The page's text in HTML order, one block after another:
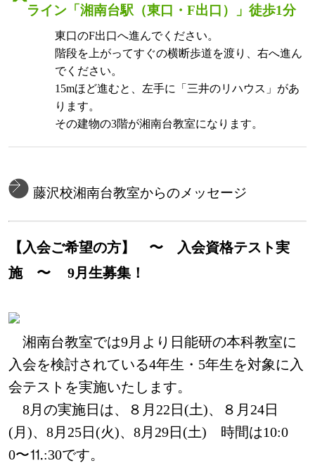
ライン「湘南台駅（東口・F出口）」徒歩1分
東口のF出口へ進んでください。
階段を上がってすぐの横断歩道を渡り、右へ進ん
でください。
15mほど進むと、左手に「三井のリハウス」があ
ります。
その建物の3階が湘南台教室になります。
藤沢校湘南台教室からのメッセージ
【入会ご希望の方】 〜 入会資格テスト実
施 〜
9月生募集！
湘南台教室では9月より日能研の本科教室に
入会を検討されている4年生・5年生を対象に 入
会テストを実施いたします。
8月の実施日は、８月22日(土)、８月24日
(月)、8月25日(火)、8月29日(土) 時間は10:0
0〜⒒:30です。